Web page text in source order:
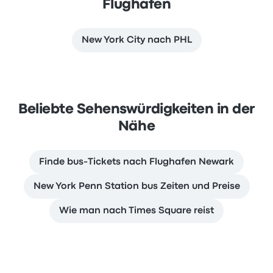
Flughafen
New York City nach PHL
Beliebte Sehenswürdigkeiten in der
Nähe
Finde bus-Tickets nach Flughafen Newark
New York Penn Station bus Zeiten und Preise
Wie man nach Times Square reist